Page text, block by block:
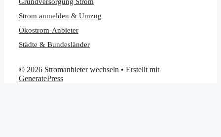
Strom anmelden & Umzug
Ökostrom-Anbieter
Städte & Bundesländer
© 2026 Stromanbieter wechseln • Erstellt mit
GeneratePress